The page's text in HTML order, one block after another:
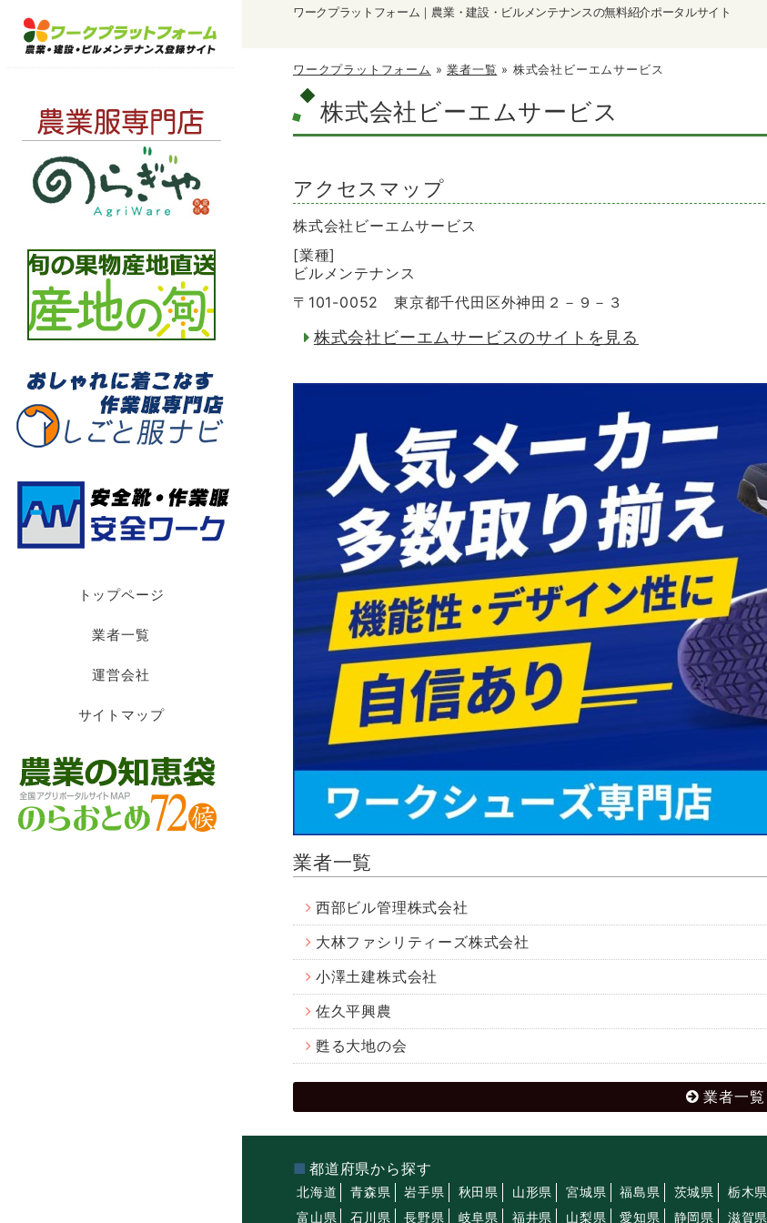
ワークプラットフォーム｜農業・建設・ビルメンテナンスの無料紹介ポータルサイト
トップページ
業者一覧
運営会社
サイトマップ
ワークプラットフォーム »業者一覧 » 株式会社ビーエムサービス
株式会社ビーエムサービス
アクセスマップ
株式会社ビーエムサービス
[業種]
ビルメンテナンス
〒101-0052 東京都千代田区外神田２－９－３
株式会社ビーエムサービスのサイトを見る
業者一覧
西部ビル管理株式会社
大林ファシリティーズ株式会社
小澤土建株式会社
佐久平興農
甦る大地の会
業者一覧
都道府県から探す
北海道 青森県 岩手県 秋田県 山形県 宮城県 福島県 茨城県 栃木県
富山県
石川県 長野県 岐阜県 福井県 山梨県 愛知県 静岡県 滋賀県